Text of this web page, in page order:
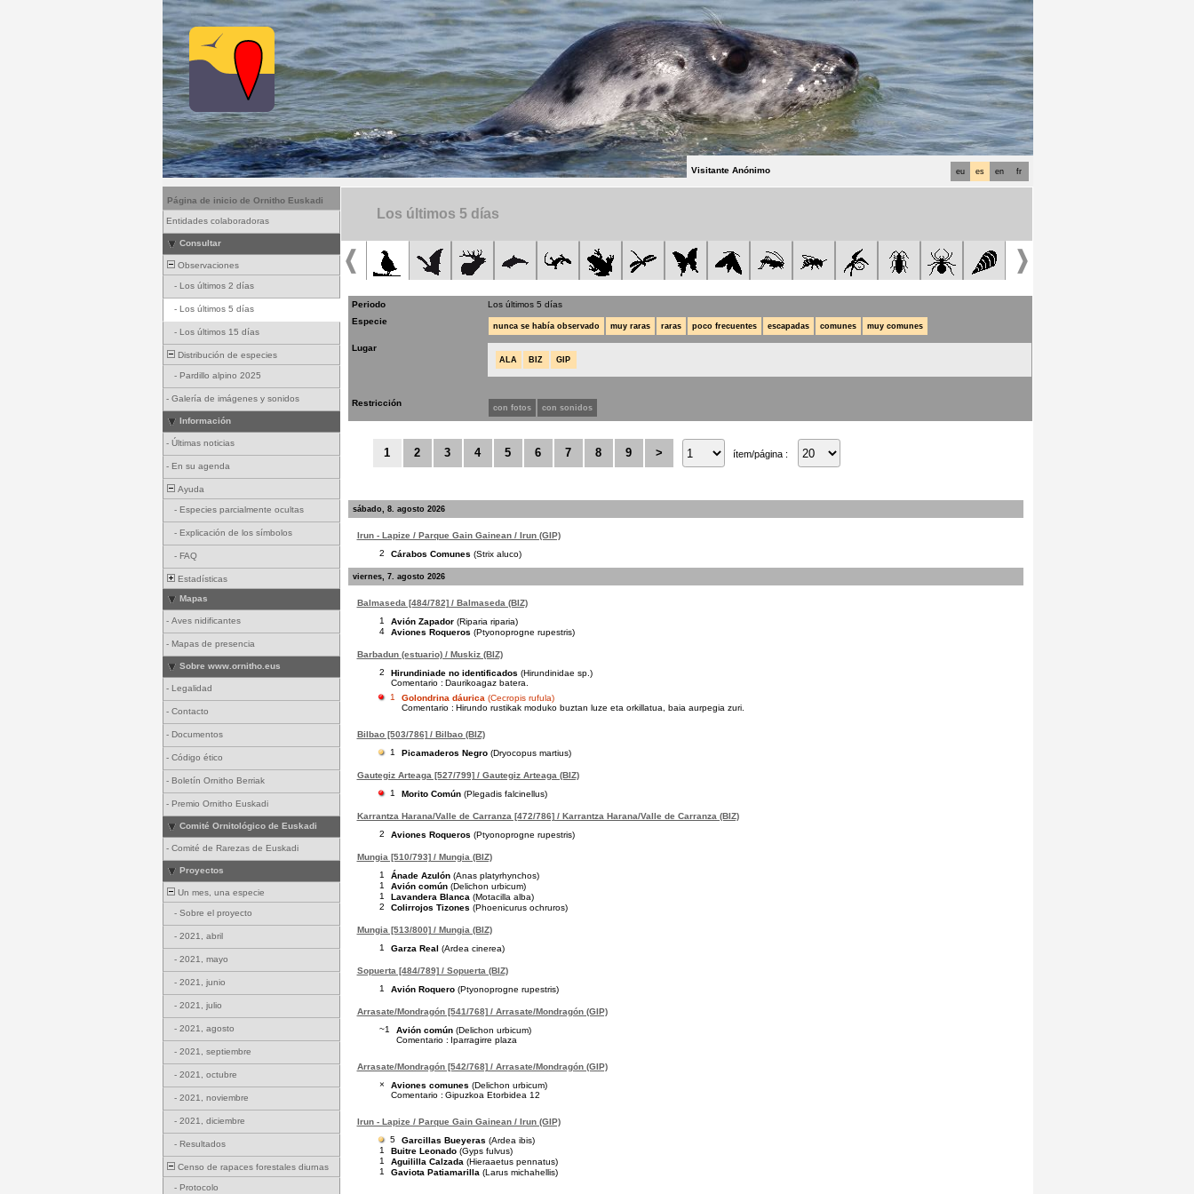
fr
en
es
eu
Visitante Anónimo
Página de inicio de Ornitho Euskadi
Entidades colaboradoras
Consultar
Observaciones
- Los últimos 2 días
- Los últimos 5 días
- Los últimos 15 días
Distribución de especies
- Pardillo alpino 2025
- Galería de imágenes y sonidos
Información
- Últimas noticias
- En su agenda
Ayuda
- Especies parcialmente ocultas
- Explicación de los símbolos
- FAQ
Estadísticas
Mapas
- Aves nidificantes
- Mapas de presencia
Sobre www.ornitho.eus
- Legalidad
- Contacto
- Documentos
- Código ético
- Boletín Ornitho Berriak
- Premio Ornitho Euskadi
Comité Ornitológico de Euskadi
- Comité de Rarezas de Euskadi
Proyectos
Un mes, una especie
- Sobre el proyecto
- 2021, abril
- 2021, mayo
- 2021, junio
- 2021, julio
- 2021, agosto
- 2021, septiembre
- 2021, octubre
- 2021, noviembre
- 2021, diciembre
- Resultados
Censo de rapaces forestales diurnas
- Protocolo
Los últimos 5 días
Periodo
Los últimos 5 días
Especie
nunca se había observado muy raras raras poco frecuentes escapadas comunes muy comunes
Lugar
ALA BIZ GIP
Restricción con fotos con sonidos
1 2 3 4 5 6 7 8 9 > ítem/página :
sábado, 8. agosto 2026
Irun - Lapize / Parque Gain Gainean / Irun (GIP)
2
Cárabos Comunes (Strix aluco)
viernes, 7. agosto 2026
Balmaseda [484/782] / Balmaseda (BIZ)
1
Avión Zapador (Riparia riparia)
4
Aviones Roqueros (Ptyonoprogne rupestris)
Barbadun (estuario) / Muskiz (BIZ)
2
Hirundiniade no identificados (Hirundinidae sp.)
Comentario : Daurikoagaz batera.
1
Golondrina dáurica (Cecropis rufula)
Comentario : Hirundo rustikak moduko buztan luze eta orkillatua, baia aurpegia zuri.
Bilbao [503/786] / Bilbao (BIZ)
1
Picamaderos Negro (Dryocopus martius)
Gautegiz Arteaga [527/799] / Gautegiz Arteaga (BIZ)
1
Morito Común (Plegadis falcinellus)
Karrantza Harana/Valle de Carranza [472/786] / Karrantza Harana/Valle de Carranza (BIZ)
2
Aviones Roqueros (Ptyonoprogne rupestris)
Mungia [510/793] / Mungia (BIZ)
1
Ánade Azulón (Anas platyrhynchos)
1
Avión común (Delichon urbicum)
1
Lavandera Blanca (Motacilla alba)
2
Colirrojos Tizones (Phoenicurus ochruros)
Mungia [513/800] / Mungia (BIZ)
1
Garza Real (Ardea cinerea)
Sopuerta [484/789] / Sopuerta (BIZ)
1
Avión Roquero (Ptyonoprogne rupestris)
Arrasate/Mondragón [541/768] / Arrasate/Mondragón (GIP)
~1
Avión común (Delichon urbicum)
Comentario : Iparragirre plaza
Arrasate/Mondragón [542/768] / Arrasate/Mondragón (GIP)
×
Aviones comunes (Delichon urbicum)
Comentario : Gipuzkoa Etorbidea 12
Irun - Lapize / Parque Gain Gainean / Irun (GIP)
5
Garcillas Bueyeras (Ardea ibis)
1
Buitre Leonado (Gyps fulvus)
1
Aguililla Calzada (Hieraaetus pennatus)
1
Gaviota Patiamarilla (Larus michahellis)